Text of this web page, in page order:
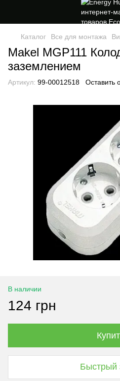
Каталог Все для монтажа
Makel MGP111
заземлением
Артикул: 99-00012518 Оставить
В наличии
124 грн
Быстрый